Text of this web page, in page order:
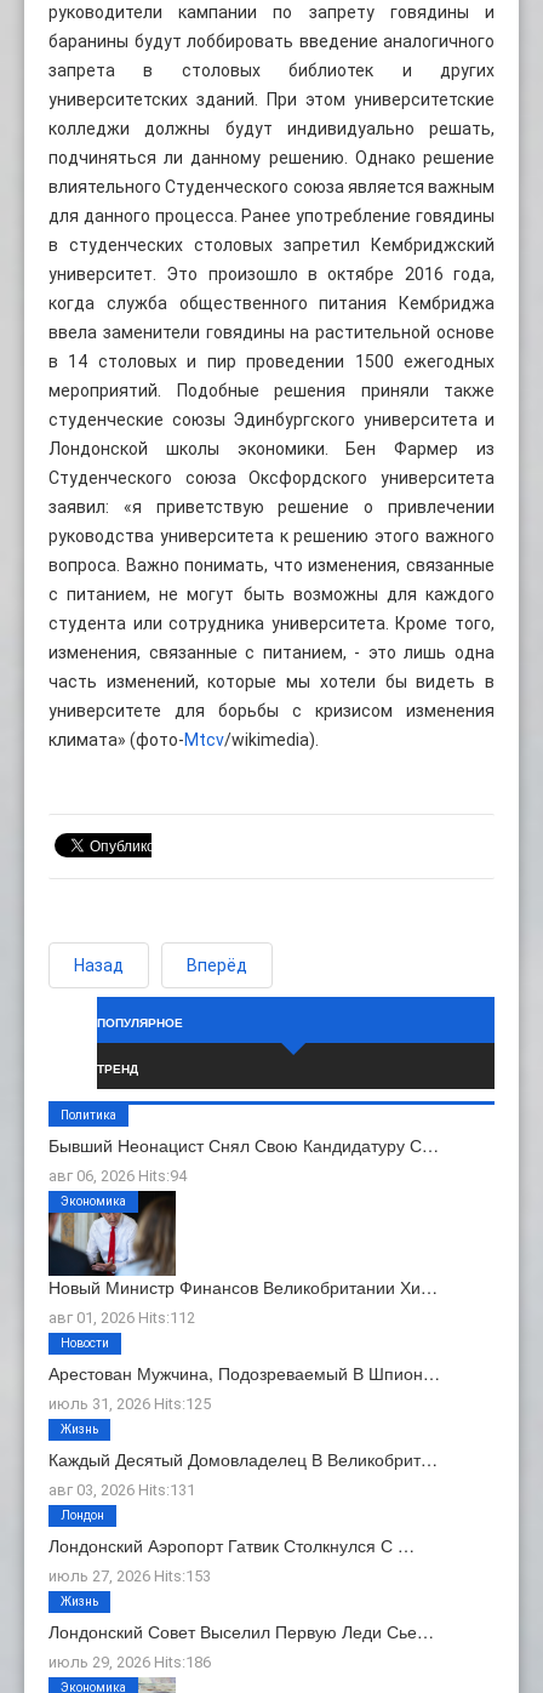
руководители кампании по запрету говядины и
баранины будут лоббировать введение аналогичного
запрета в столовых библиотек и других
университетских зданий. При этом университетские
колледжи должны будут индивидуально решать,
подчиняться ли данному решению. Однако решение
влиятельного Студенческого союза является важным
для данного процесса. Ранее употребление говядины
в студенческих столовых запретил Кембриджский
университет. Это произошло в октябре 2016 года,
когда служба общественного питания Кембриджа
ввела заменители говядины на растительной основе
в 14 столовых и пир проведении 1500 ежегодных
мероприятий. Подобные решения приняли также
студенческие союзы Эдинбургского университета и
Лондонской школы экономики. Бен Фармер из
Студенческого союза Оксфордского университета
заявил: «я приветствую решение о привлечении
руководства университета к решению этого важного
вопроса. Важно понимать, что изменения, связанные
с питанием, не могут быть возможны для каждого
студента или сотрудника университета. Кроме того,
изменения, связанные с питанием, - это лишь одна
часть изменений, которые мы хотели бы видеть в
университете для борьбы с кризисом изменения
климата» (фото-Mtcv/wikimedia).
Назад Вперёд
ПОПУЛЯРНОЕ
ТРЕНД
Бывший Неонацист Снял Свою Кандидатуру С…
авг 06, 2026 Hits:94
Политика
Новый Министр Финансов Великобритании Хи…
авг 01, 2026 Hits:112
Экономика
Арестован Мужчина, Подозреваемый В Шпион…
июль 31, 2026 Hits:125
Новости
Каждый Десятый Домовладелец В Великобрит…
авг 03, 2026 Hits:131
Жизнь
Лондонский Аэропорт Гатвик Столкнулся С …
июль 27, 2026 Hits:153
Лондон
Лондонский Совет Выселил Первую Леди Сье…
июль 29, 2026 Hits:186
Жизнь
Экономика